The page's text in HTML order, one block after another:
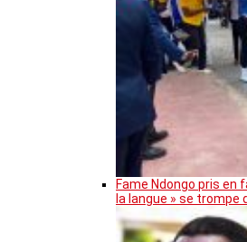
Fame Ndongo pris en
la langue » se trompe